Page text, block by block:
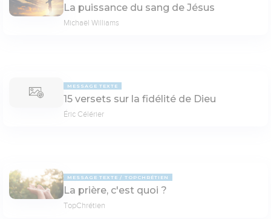
La puissance du sang de Jésus
Michaël Williams
MESSAGE TEXTE
15 versets sur la fidélité de Dieu
Éric Célérier
MESSAGE TEXTE TOPCHRÉTIEN
La prière, c'est quoi ?
TopChrétien